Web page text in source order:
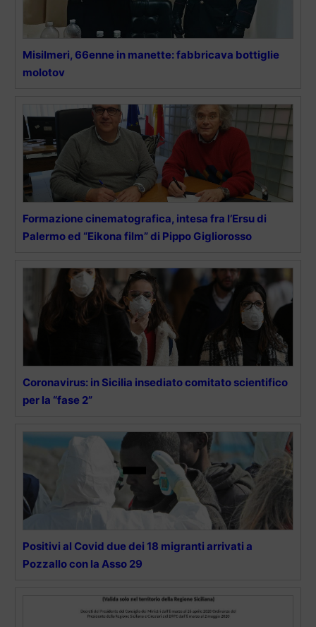
Misilmeri, 66enne in manette: fabbricava bottiglie
molotov
Formazione cinematografica, intesa fra l’Ersu di
Palermo ed “Eikona film” di Pippo Gigliorosso
Coronavirus: in Sicilia insediato comitato scientifico
per la “fase 2”
Positivi al Covid due dei 18 migranti arrivati a
Pozzallo con la Asso 29